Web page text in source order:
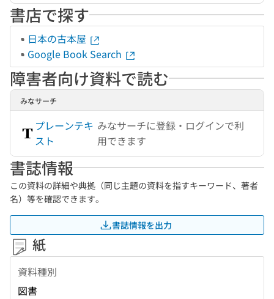
書店で探す
日本の古本屋
Google Book Search
障害者向け資料で読む
みなサーチ
プレーンテキ
スト
みなサーチに登録・ログインで利
用できます
書誌情報
この資料の詳細や典拠（同じ主題の資料を指すキーワード、著者
名）等を確認できます。
書誌情報を出力
紙
資料種別
図書